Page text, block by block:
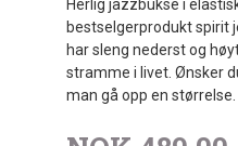
Herlig jazzbukse i
bestselgerprodukt spirit
har sleng nederst og
stramme i livet. Ønsker
man gå opp en